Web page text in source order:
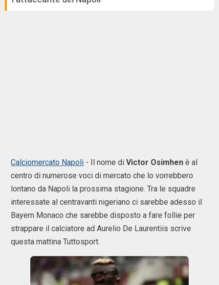
Calciomercato Napoli - Il nome di Victor Osimhen è al
centro di numerose voci di mercato che lo vorrebbero
lontano da Napoli la prossima stagione. Tra le squadre
interessate al centravanti nigeriano ci sarebbe adesso il
Bayern Monaco che sarebbe disposto a fare follie per
strappare il calciatore ad Aurelio De Laurentiis scrive
questa mattina Tuttosport.